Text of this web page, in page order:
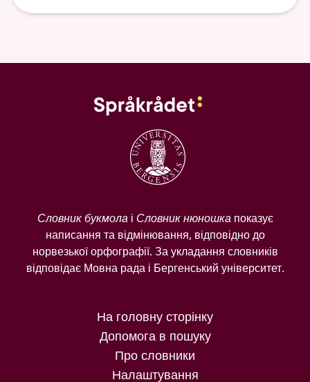
Словник букмолаі Словник нюношкапоказує
написання та відмінювання, відповідно до
норвезької орфографії. За укладання словників
відповідає Мовна рада і Бергенський університет.
На головну сторінку
Допомога в пошуку
Про словники
Налаштування